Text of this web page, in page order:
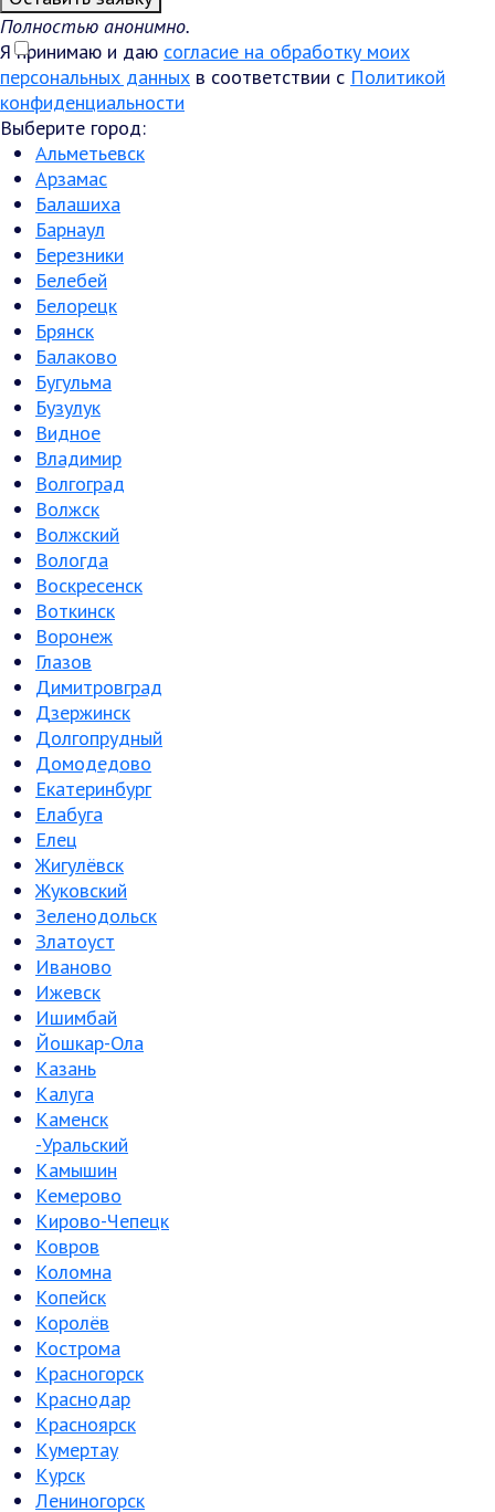
Полностью анонимно.
Я принимаю и даю согласие на обработку моих
персональных данных в соответствии с Политикой
конфиденциальности
Выберите город:
Альметьевск
Арзамас
Балашиха
Барнаул
Березники
Белебей
Белорецк
Брянск
Балаково
Бугульма
Бузулук
Видное
Владимир
Волгоград
Волжск
Волжский
Вологда
Воскресенск
Воткинск
Воронеж
Глазов
Димитровград
Дзержинск
Долгопрудный
Домодедово
Екатеринбург
Елабуга
Елец
Жигулёвск
Жуковский
Зеленодольск
Златоуст
Иваново
Ижевск
Ишимбай
Йошкар-Ола
Казань
Калуга
Каменск
-Уральский
Камышин
Кемерово
Кирово-Чепецк
Ковров
Коломна
Копейск
Королёв
Кострома
Красногорск
Краснодар
Красноярск
Кумертау
Курск
Лениногорск